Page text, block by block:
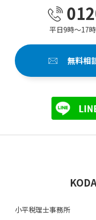
平日9時～17
無料相
小平税理士事務所